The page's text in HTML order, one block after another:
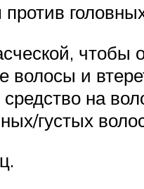
чтобы
волосы и
на
густых